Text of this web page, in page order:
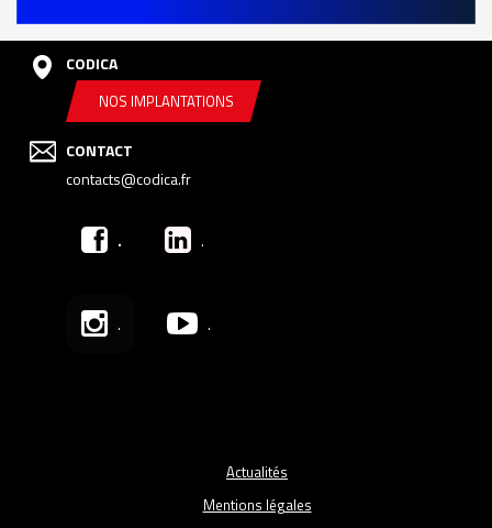
CODICA
NOS IMPLANTATIONS
CONTACT
contacts@codica.fr
. .
. .
Actualités
Mentions légales